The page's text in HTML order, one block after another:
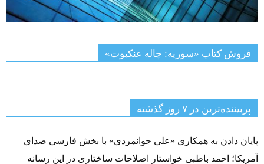
فروش کتاب «سوریه: چاله عنکبوت»
پربیننده‌ترین‌ در ۷ روز گذشته
پایان دادن به همکاری «علی جوانمردی» با بخش فارسی صدای
آمریکا؛ احمد باطبی خواستار اصلاحات ساختاری در این رسانه